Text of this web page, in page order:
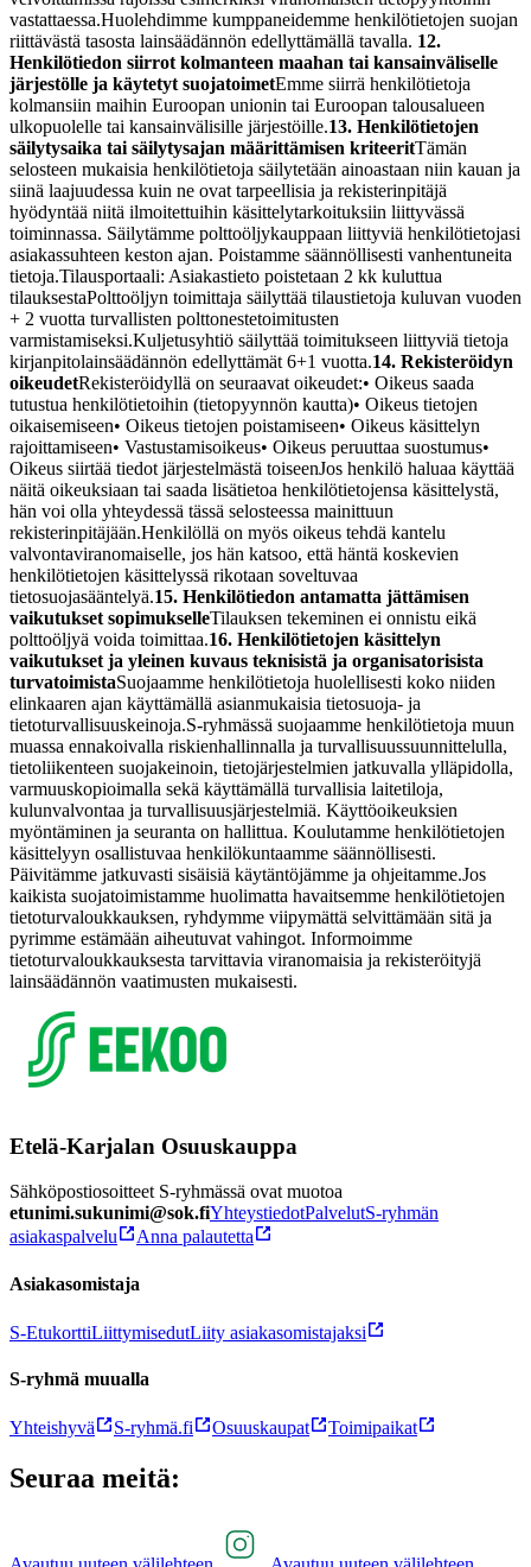
vastattaessa.Huolehdimme kumppaneidemme henkilötietojen suojan
riittävästä tasosta lainsäädännön edellyttämällä tavalla. 12.
Henkilötiedon siirrot kolmanteen maahan tai kansainväliselle
järjestölle ja käytetyt suojatoimetEmme siirrä henkilötietoja
kolmansiin maihin Euroopan unionin tai Euroopan talousalueen
ulkopuolelle tai kansainvälisille järjestöille.13. Henkilötietojen
säilytysaika tai säilytysajan määrittämisen kriteeritTämän
selosteen mukaisia henkilötietoja säilytetään ainoastaan niin kauan ja
siinä laajuudessa kuin ne ovat tarpeellisia ja rekisterinpitäjä
hyödyntää niitä ilmoitettuihin käsittelytarkoituksiin liittyvässä
toiminnassa. Säilytämme polttoöljykauppaan liittyviä henkilötietojasi
asiakassuhteen keston ajan. Poistamme säännöllisesti vanhentuneita
tietoja.Tilausportaali: Asiakastieto poistetaan 2 kk kuluttua
tilauksestaPolttoöljyn toimittaja säilyttää tilaustietoja kuluvan vuoden
+ 2 vuotta turvallisten polttonestetoimitusten
varmistamiseksi.Kuljetusyhtiö säilyttää toimitukseen liittyviä tietoja
kirjanpitolainsäädännön edellyttämät 6+1 vuotta.14. Rekisteröidyn
oikeudetRekisteröidyllä on seuraavat oikeudet:• Oikeus saada
tutustua henkilötietoihin (tietopyynnön kautta)• Oikeus tietojen
oikaisemiseen• Oikeus tietojen poistamiseen• Oikeus käsittelyn
rajoittamiseen• Vastustamisoikeus• Oikeus peruuttaa suostumus•
Oikeus siirtää tiedot järjestelmästä toiseenJos henkilö haluaa käyttää
näitä oikeuksiaan tai saada lisätietoa henkilötietojensa käsittelystä,
hän voi olla yhteydessä tässä selosteessa mainittuun
rekisterinpitäjään.Henkilöllä on myös oikeus tehdä kantelu
valvontaviranomaiselle, jos hän katsoo, että häntä koskevien
henkilötietojen käsittelyssä rikotaan soveltuvaa
tietosuojasääntelyä.15. Henkilötiedon antamatta jättämisen
vaikutukset sopimukselleTilauksen tekeminen ei onnistu eikä
polttoöljyä voida toimittaa.16. Henkilötietojen käsittelyn
vaikutukset ja yleinen kuvaus teknisistä ja organisatorisista
turvatoimistaSuojaamme henkilötietoja huolellisesti koko niiden
elinkaaren ajan käyttämällä asianmukaisia tietosuoja- ja
tietoturvallisuuskeinoja.S-ryhmässä suojaamme henkilötietoja muun
muassa ennakoivalla riskienhallinnalla ja turvallisuussuunnittelulla,
tietoliikenteen suojakeinoin, tietojärjestelmien jatkuvalla ylläpidolla,
varmuuskopioimalla sekä käyttämällä turvallisia laitetiloja,
kulunvalvontaa ja turvallisuusjärjestelmiä. Käyttöoikeuksien
myöntäminen ja seuranta on hallittua. Koulutamme henkilötietojen
käsittelyyn osallistuvaa henkilökuntaamme säännöllisesti.
Päivitämme jatkuvasti sisäisiä käytäntöjämme ja ohjeitamme.Jos
kaikista suojatoimistamme huolimatta havaitsemme henkilötietojen
tietoturvaloukkauksen, ryhdymme viipymättä selvittämään sitä ja
pyrimme estämään aiheutuvat vahingot. Informoimme
tietoturvaloukkauksesta tarvittavia viranomaisia ja rekisteröityjä
lainsäädännön vaatimusten mukaisesti.
Etelä-Karjalan Osuuskauppa
Sähköpostiosoitteet S-ryhmässä ovat muotoa
etunimi.sukunimi@sok.fiYhteystiedotPalvelutS-ryhmän
asiakaspalvelu
Anna palautetta
Asiakasomistaja
S-EtukorttiLiittymisedutLiity asiakasomistajaksi
S-ryhmä muualla
Yhteishyvä S-ryhmä.fi Osuuskaupat Toimipaikat
Seuraa meitä: